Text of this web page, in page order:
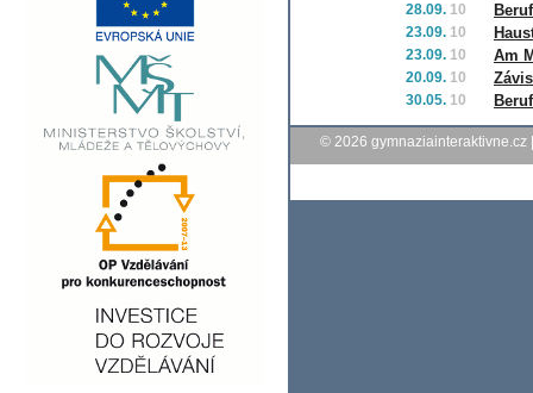
28.09. 10
23.09. 10
23.09. 10 Am
20.09. 10
30.05. 10
© 2026 gymnaziainteraktivne.cz